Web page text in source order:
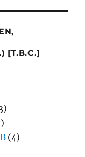
[T.B.C.]
(4)